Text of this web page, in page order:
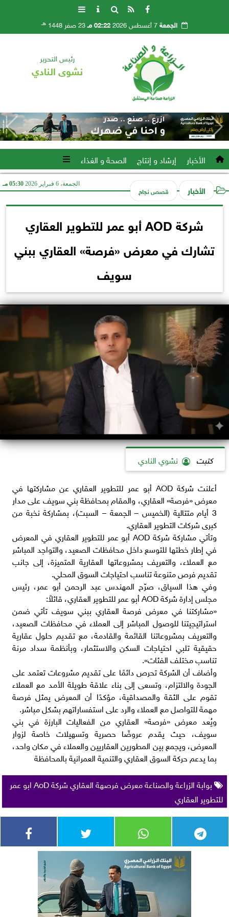
الجمعة 02:22 مـ 23 صفر 1448 هـ
رئيس التحرير
نشوى النادي
الأخبار إرشاد و إنتاج الصحة و الغذاء
الأخبار قصص نجاح
الجمعة، 6 فبراير 2026 05:30 مـ
شركة AOD أبو عمر للتطوير العقاري
تشارك في معرض «فرصة» العقاري ببني
سويف
كتبت
نشوي النادي
أعلنت شركة AOD أبو عمر للتطوير العقاري عن مشاركتها في
معرض «فرصة» العقاري، والمقام بمحافظة بني سويف على مدار
3 أيام متتالية (الخميس – الجمعة – السبت)، بمشاركة نخبة من
كبرى شركات التطوير العقاري.
وتأتي مشاركة شركة AOD أبو عمر للتطوير العقاري في المعرض
في إطار خطتها للتوسع داخل محافظات الصعيد، والتواجد المباشر
مع العملاء، والتعريف بمشروعاتها العقارية المتميزة، إلى جانب
تقديم فرص متنوعة تناسب احتياجات السوق المحلي.
وفي هذا السياق، صرّح المهندس عبد الرحمن أبو عمر، رئيس
مجلس إدارة شركة AOD أبو عمر للتطوير العقاري، قائلاً:
«مشاركتنا في معرض فرصة العقاري ببني سويف تأتي ضمن
استراتيجيتنا للوصول المباشر إلى العملاء في محافظات الصعيد،
والتعريف بمشروعاتنا القائمة والقادمة، مع تقديم حلول عقارية
حقيقية تلبي احتياجات السكن والاستثمار، وبأنظمة سداد مرنة
تناسب مختلف الفئات».
وأضاف أن الشركة تحرص دائمًا على تقديم مشروعات تعتمد على
الجودة والالتزام، وتسعى إلى بناء علاقة طويلة الأمد مع العملاء
تقوم على الثقة والمصداقية، مؤكدًا أن المعرض يمثل فرصة
مهمة للتواصل مع العملاء والرد على استفساراتهم بشكل مباشر.
ويُعد معرض «فرصة» العقاري من الفعاليات البارزة في بني
سويف، حيث يقدم عروضًا حصرية وتسهيلات خاصة لزوار
المعرض، ويجمع بين المطورين العقاريين والعملاء في مكان واحد،
بما يدعم حركة السوق العقاري والتنمية العمرانية بالمحافظة
بوابة الزراعة والصناعة معرض فرصهة العقاري شركة AoD ابو عمر
للتطوير العقاري